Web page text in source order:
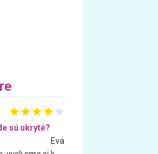
sú ukryté?
Eva